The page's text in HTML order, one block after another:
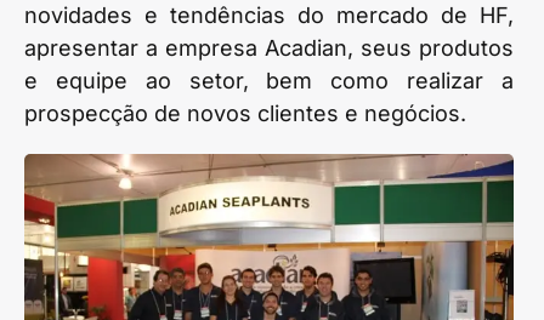
novidades e tendências do mercado de HF,
apresentar a empresa Acadian, seus produtos
e equipe ao setor, bem como realizar a
prospecção de novos clientes e negócios.